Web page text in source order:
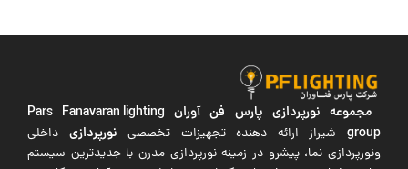
مجموعه نورپردازی پارس فن آوران Pars Fanavaran lighting
groupشیراز ارائه دهنده تجهیزات تخصصی نورپردازی داخلی
ونورپردازی نما، پیشرو در زمینه نورپردازی مدرن با جدیدترین سیستم